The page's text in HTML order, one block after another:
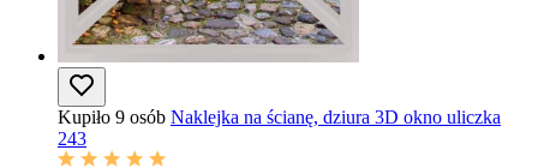
Kupiło 9 osób Naklejka na ścianę, dziura 3D okno uliczka
243